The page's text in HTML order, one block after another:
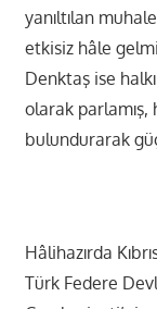
yanıltılan
etkisiz hâle
Denktaş ise
olarak parlamış,
bulundurarak
Hâlihazırda
Türk Federe